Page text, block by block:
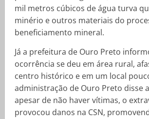
mil metros cúbicos de água turva
minério e outros materiais do
beneficiamento mineral.
Já a prefeitura de Ouro Preto
ocorrência se deu em área rural,
centro histórico e em um local
administração de Ouro Preto disse
apesar de não haver vítimas, o
provocou danos na CSN,